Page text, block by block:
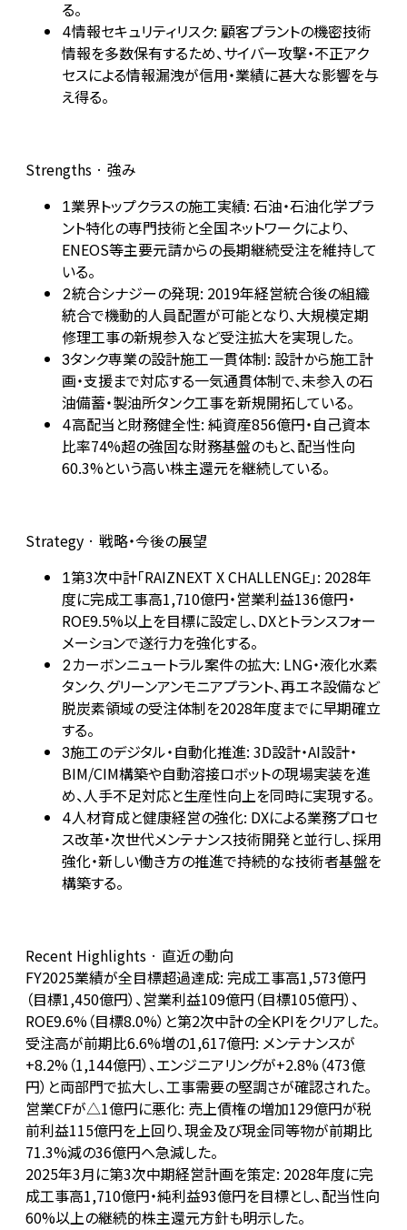
る。
4情報セキュリティリスク: 顧客プラントの機密技術
情報を多数保有するため、サイバー攻撃・不正アク
セスによる情報漏洩が信用・業績に甚大な影響を与
え得る。
Strengths · 強み
1業界トップクラスの施工実績: 石油・石油化学プラ
ント特化の専門技術と全国ネットワークにより、
ENEOS等主要元請からの長期継続受注を維持して
いる。
2統合シナジーの発現: 2019年経営統合後の組織
統合で機動的人員配置が可能となり、大規模定期
修理工事の新規参入など受注拡大を実現した。
3タンク専業の設計施工一貫体制: 設計から施工計
画・支援まで対応する一気通貫体制で、未参入の石
油備蓄・製油所タンク工事を新規開拓している。
4高配当と財務健全性: 純資産856億円・自己資本
比率74%超の強固な財務基盤のもと、配当性向
60.3%という高い株主還元を継続している。
Strategy · 戦略・今後の展望
1第3次中計「RAIZNEXT X CHALLENGE」: 2028年
度に完成工事高1,710億円・営業利益136億円・
ROE9.5%以上を目標に設定し、DXとトランスフォー
メーションで遂行力を強化する。
2カーボンニュートラル案件の拡大: LNG・液化水素
タンク、グリーンアンモニアプラント、再エネ設備など
脱炭素領域の受注体制を2028年度までに早期確立
する。
3施工のデジタル・自動化推進: 3D設計・AI設計・
BIM/CIM構築や自動溶接ロボットの現場実装を進
め、人手不足対応と生産性向上を同時に実現する。
4人材育成と健康経営の強化: DXによる業務プロセ
ス改革・次世代メンテナンス技術開発と並行し、採用
強化・新しい働き方の推進で持続的な技術者基盤を
構築する。
Recent Highlights · 直近の動向
FY2025業績が全目標超過達成: 完成工事高1,573億円
（目標1,450億円）、営業利益109億円（目標105億円）、
ROE9.6%（目標8.0%）と第2次中計の全KPIをクリアした。
受注高が前期比6.6%増の1,617億円: メンテナンスが
+8.2%（1,144億円）、エンジニアリングが+2.8%（473億
円）と両部門で拡大し、工事需要の堅調さが確認された。
営業CFが△1億円に悪化: 売上債権の増加129億円が税
前利益115億円を上回り、現金及び現金同等物が前期比
71.3%減の36億円へ急減した。
2025年3月に第3次中期経営計画を策定: 2028年度に完
成工事高1,710億円・純利益93億円を目標とし、配当性向
60%以上の継続的株主還元方針も明示した。